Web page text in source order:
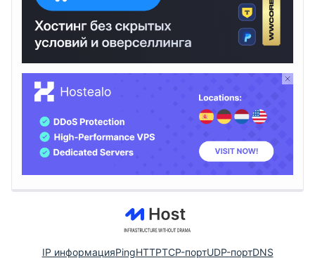
IP информацияPingHTTPTCP-портUDP-портDNS